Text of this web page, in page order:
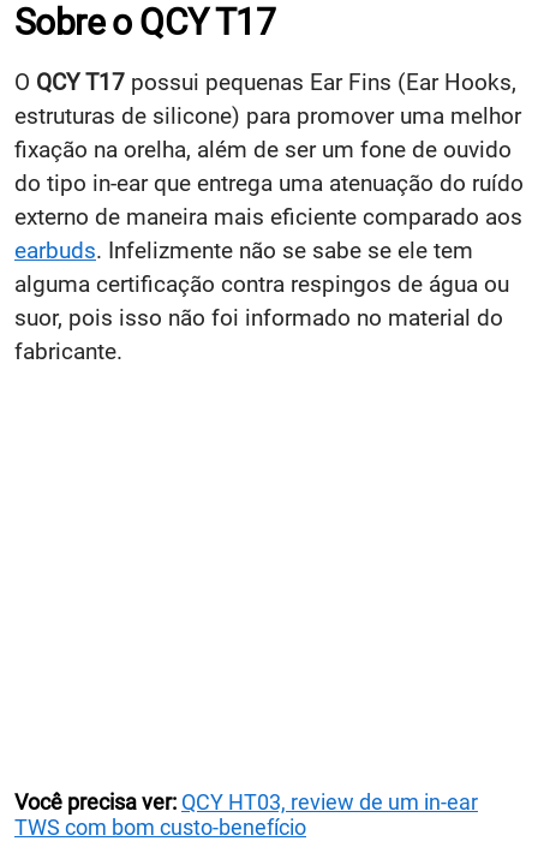
Sobre o QCY T17
O QCY T17 possui pequenas Ear Fins (Ear Hooks,
estruturas de silicone) para promover uma melhor
fixação na orelha, além de ser um fone de ouvido
do tipo in-ear que entrega uma atenuação do ruído
externo de maneira mais eficiente comparado aos
earbuds. Infelizmente não se sabe se ele tem
alguma certificação contra respingos de água ou
suor, pois isso não foi informado no material do
fabricante.
Você precisa ver: QCY HT03, review de um in-ear
TWS com bom custo-benefício